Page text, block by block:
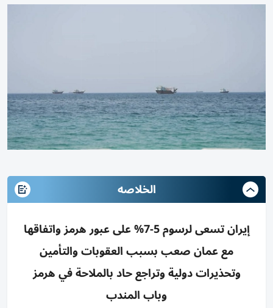
الخلاصه
إيران تسعى لرسوم 5-7% على عبور هرمز واتفاقها
مع عمان صعب بسبب العقوبات والتأمين
وتحذيرات دولية وتراجع حاد بالملاحة في هرمز
وباب المندب